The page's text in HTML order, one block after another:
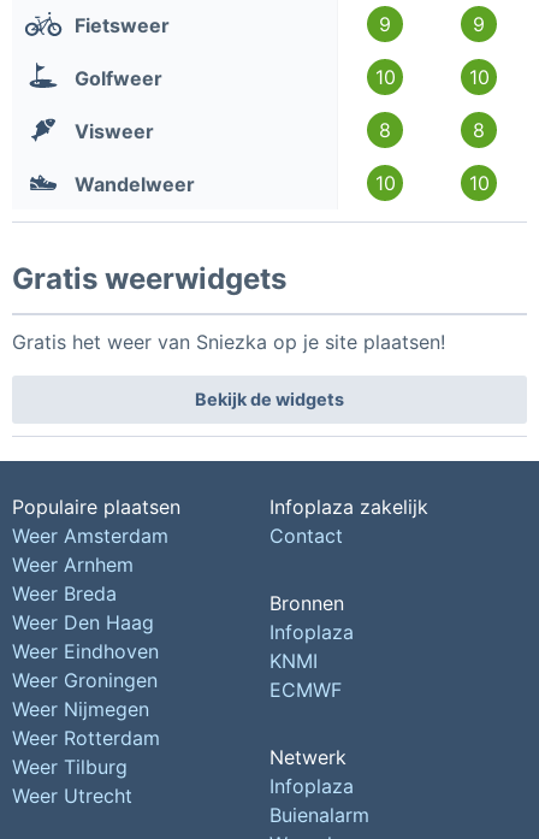
Fietsweer 9 9
Golfweer 10 10
Visweer 8 8
Wandelweer 10 10
Gratis weerwidgets
Gratis het weer van Sniezka op je site plaatsen!
Bekijk de widgets
Populaire plaatsen
Weer Amsterdam
Weer Arnhem
Weer Breda
Weer Den Haag
Weer Eindhoven
Weer Groningen
Weer Nijmegen
Weer Rotterdam
Weer Tilburg
Weer Utrecht
Infoplaza zakelijk
Contact
Bronnen
Infoplaza
KNMI
ECMWF
Netwerk
Infoplaza
Buienalarm